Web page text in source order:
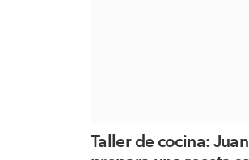
Taller de cocina: